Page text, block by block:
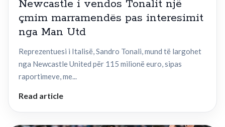
Newcastle i vendos Tonalit një
çmim marramendës pas interesimit
nga Man Utd
Reprezentuesi i Italisë, Sandro Tonali, mund të largohet
nga Newcastle United për 115 milionë euro, sipas
raportimeve, me...
Read article